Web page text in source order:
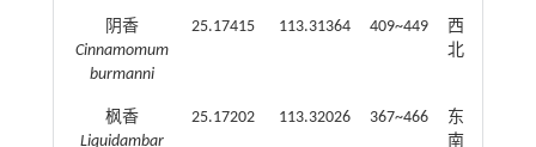
阴香
Cinnamomum
burmanni
25.17415 113.31364 409~449
西
北
枫香
Liquidambar
25.17202 113.32026 367~466
东
南